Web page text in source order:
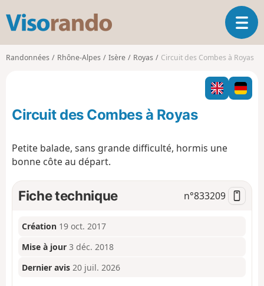
s
o
o
O
u
r
i
r
l
a
t
Randonnées Rhône-Alpes Isère Royas Circuit des Combes à Royas
Circuit des Combes à Royas
Petite balade, sans grande difficulté, hormis une
bonne côte au départ.
Fiche technique n°833209
Création 19 oct. 2017
Mise à jour 3 déc. 2018
Dernier avis 20 juil. 2026